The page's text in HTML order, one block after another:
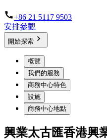
+86 21 5117 9503
安排參觀
開始探索
概覽
我們的服務
商務中心特色
設施
商務中心地點
興業太古匯香港興